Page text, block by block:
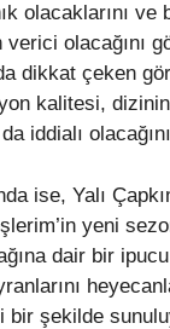
olacaklarını ve
olacağını
dikkat çeken
kalitesi,
iddialı
ise, Yalı
yeni
dair bir
bir şekilde